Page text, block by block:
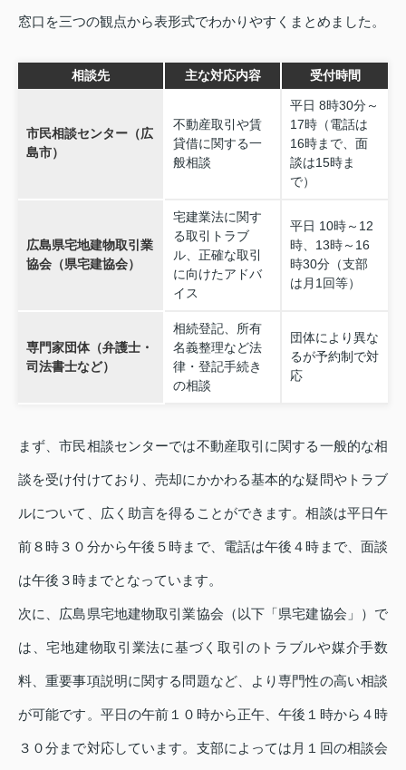
窓口を三つの観点から表形式でわかりやすくまとめました。
相談先 主な対応内容 受付時間
市民相談センター（広
島市）
不動産取引や賃
貸借に関する一
般相談
平日 8時30分～
17時（電話は
16時まで、面
談は15時ま
で）
広島県宅地建物取引業
協会（県宅建協会）
宅建業法に関す
る取引トラブ
ル、正確な取引
に向けたアドバ
イス
平日 10時～12
時、13時～16
時30分（支部
は月1回等）
専門家団体（弁護士・
司法書士など）
相続登記、所有
名義整理など法
律・登記手続き
の相談
団体により異な
るが予約制で対
応
まず、市民相談センターでは不動産取引に関する一般的な相
談を受け付けており、売却にかかわる基本的な疑問やトラブ
ルについて、広く助言を得ることができます。相談は平日午
前８時３０分から午後５時まで、電話は午後４時まで、面談
は午後３時までとなっています。
次に、広島県宅地建物取引業協会（以下「県宅建協会」）で
は、宅地建物取引業法に基づく取引のトラブルや媒介手数
料、重要事項説明に関する問題など、より専門性の高い相談
が可能です。平日の午前１０時から正午、午後１時から４時
３０分まで対応しています。支部によっては月１回の相談会